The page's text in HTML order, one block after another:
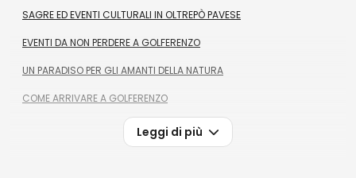
SAGRE ED EVENTI CULTURALI IN OLTREPÒ PAVESE
EVENTI DA NON PERDERE A GOLFERENZO
UN PARADISO PER GLI AMANTI DELLA NATURA
COME ARRIVARE A GOLFERENZO
Leggi di più